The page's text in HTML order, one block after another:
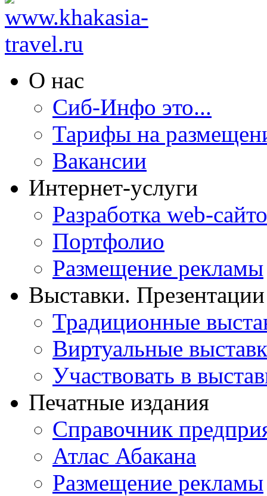
О нас
Сиб-Инфо это...
Тарифы на
Вакансии
Интернет-услуги
Разработка web-
Портфолио
Размещение рекламы
Выставки. Презентации
Традиционные
Виртуальные
Участвовать в
Печатные издания
Справочник
Атлас Абакана
Размещение рекламы